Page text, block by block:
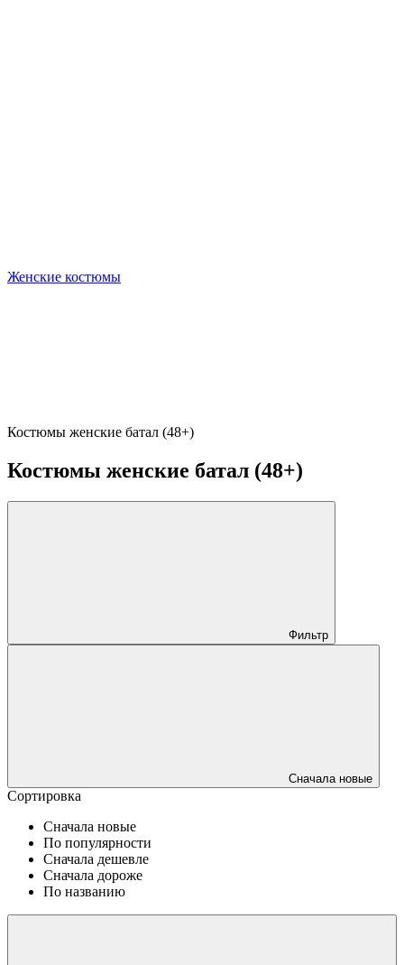
Женские костюмы
Костюмы женские батал (48+)
Костюмы женские батал (48+)
Фильтр
Сначала новые
Сортировка
Сначала новые
По популярности
Сначала дешевле
Сначала дороже
По названию